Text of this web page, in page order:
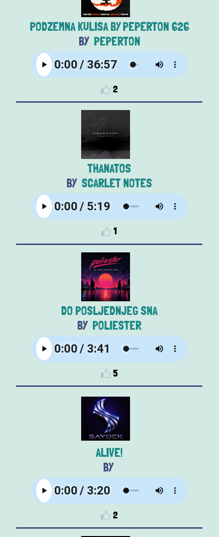
PODZEMNA KULISA BY PEPERTON 626
PEPERTON
2
THANATOS
SCARLET NOTES
1
DO POSLJEDNJEG SNA
POLIESTER
5
ALIVE!
2